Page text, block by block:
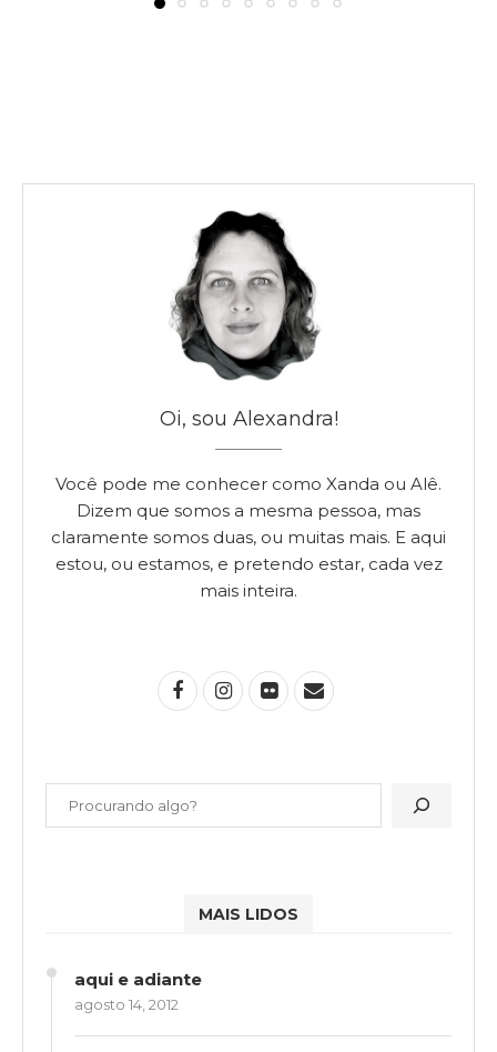
Oi, sou Alexandra!
Você pode me conhecer como Xanda ou Alê.
Dizem que somos a mesma pessoa, mas
claramente somos duas, ou muitas mais. E aqui
estou, ou estamos, e pretendo estar, cada vez
mais inteira.
MAIS LIDOS
aqui e adiante
agosto 14, 2012